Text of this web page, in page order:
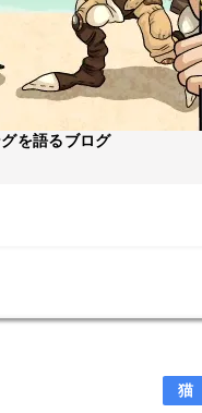
を語るブログ
猫